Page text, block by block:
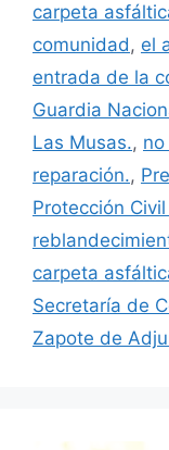
carpeta
comunidad, el
entrada de la
Guardia
Las Musas.,
reparación.,
Protección
carpeta
Secretaría de
Zapote de